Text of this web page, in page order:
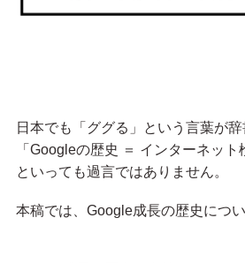
日本でも「ググる」という言葉が辞
「Googleの歴史 ＝ インターネット
といっても過言ではありません。
本稿では、Google成長の歴史につ